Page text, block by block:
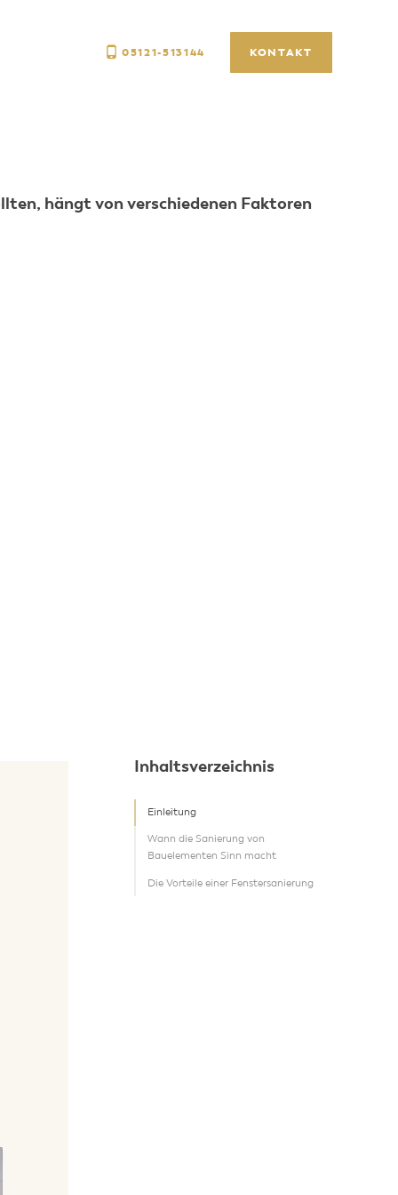
05121-513144 KONTAKT
hängt von verschiedenen Faktoren
Inhaltsverzeichnis
Einleitung
Wann die Sanierung von
Bauelementen Sinn macht
Die Vorteile einer Fenstersanierung